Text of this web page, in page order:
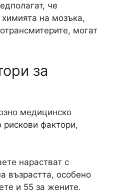
че
на мозъка,
могат
за
медицинско
фактори,
нарастват с
възрастта, особено
и 55 за жените.